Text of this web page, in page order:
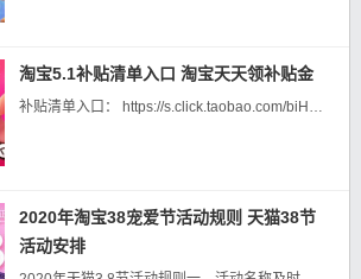
淘宝5.1补贴清单入口 淘宝天天领补贴金
补贴清单入口： https://s.click.taobao.com/biHqwou 点击自动复制口令：￥lUJJX...
2020年淘宝38宠爱节活动规则 天猫38节
活动安排